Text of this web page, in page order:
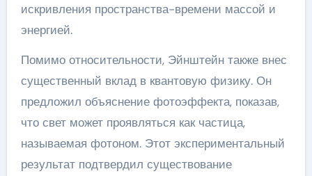
искривления пространства-времени массой и
энергией.
Помимо относительности, Эйнштейн также внес
существенный вклад в квантовую физику. Он
предложил объяснение фотоэффекта, показав,
что свет может проявляться как частица,
называемая фотоном. Этот экспериментальный
результат подтвердил существование